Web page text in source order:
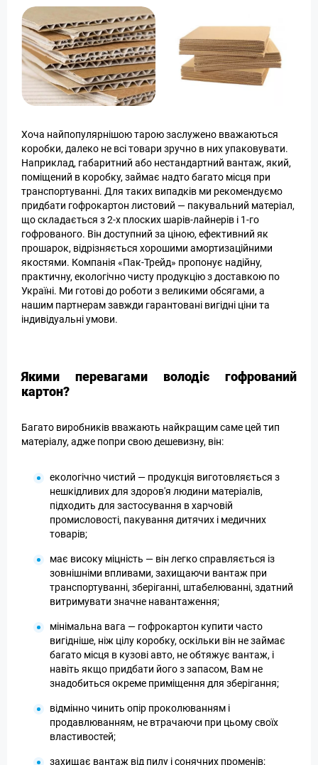
Хоча найпопулярнішою тарою заслужено вважаються
коробки, далеко не всі товари зручно в них упаковувати.
Наприклад, габаритний або нестандартний вантаж, який,
поміщений в коробку, займає надто багато місця при
транспортуванні. Для таких випадків ми рекомендуємо
придбати гофрокартон листовий — пакувальний матеріал,
що складається з 2-х плоских шарів-лайнерів і 1-го
гофрованого. Він доступний за ціною, ефективний як
прошарок, відрізняється хорошими амортизаційними
якостями. Компанія «Пак-Трейд» пропонує надійну,
практичну, екологічно чисту продукцію з доставкою по
Україні. Ми готові до роботи з великими обсягами, а
нашим партнерам завжди гарантовані вигідні ціни та
індивідуальні умови.
Якими перевагами володіє гофрований
картон?
Багато виробників вважають найкращим саме цей тип
матеріалу, адже попри свою дешевизну, він:
екологічно чистий — продукція виготовляється з
нешкідливих для здоров'я людини матеріалів,
підходить для застосування в харчовій
промисловості, пакування дитячих і медичних
товарів;
має високу міцність — він легко справляється із
зовнішніми впливами, захищаючи вантаж при
транспортуванні, зберіганні, штабелюванні, здатний
витримувати значне навантаження;
мінімальна вага — гофрокартон купити часто
вигідніше, ніж цілу коробку, оскільки він не займає
багато місця в кузові авто, не обтяжує вантаж, і
навіть якщо придбати його з запасом, Вам не
знадобиться окреме приміщення для зберігання;
відмінно чинить опір проколюванням і
продавлюванням, не втрачаючи при цьому своїх
властивостей;
захищає вантаж від пилу і сонячних променів;